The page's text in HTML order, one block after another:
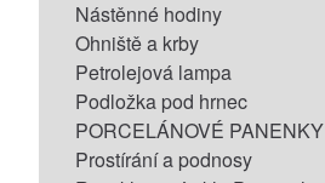
Nástěnné hodiny
Ohniště a krby
Petrolejová lampa
Podložka pod hrnec
PORCELÁNOVÉ PANENKY
Prostírání a podnosy